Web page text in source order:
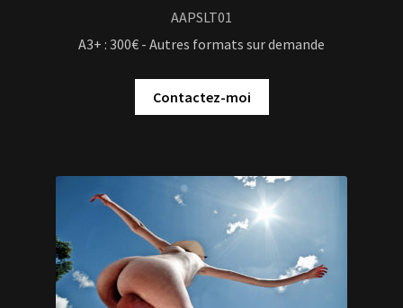
AAPSLT01
A3+ : 300€ - Autres formats sur demande
Contactez-moi